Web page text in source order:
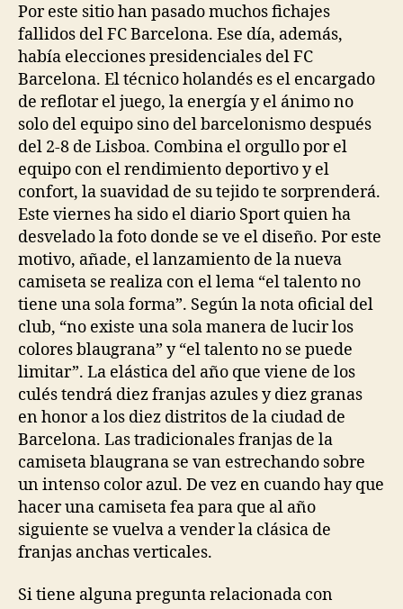
Por este sitio han pasado muchos fichajes
fallidos del FC Barcelona. Ese día, además,
había elecciones presidenciales del FC
Barcelona. El técnico holandés es el encargado
de reflotar el juego, la energía y el ánimo no
solo del equipo sino del barcelonismo después
del 2-8 de Lisboa. Combina el orgullo por el
equipo con el rendimiento deportivo y el
confort, la suavidad de su tejido te sorprenderá.
Este viernes ha sido el diario Sport quien ha
desvelado la foto donde se ve el diseño. Por este
motivo, añade, el lanzamiento de la nueva
camiseta se realiza con el lema “el talento no
tiene una sola forma”. Según la nota oficial del
club, “no existe una sola manera de lucir los
colores blaugrana” y “el talento no se puede
limitar”. La elástica del año que viene de los
culés tendrá diez franjas azules y diez granas
en honor a los diez distritos de la ciudad de
Barcelona. Las tradicionales franjas de la
camiseta blaugrana se van estrechando sobre
un intenso color azul. De vez en cuando hay que
hacer una camiseta fea para que al año
siguiente se vuelva a vender la clásica de
franjas anchas verticales.
Si tiene alguna pregunta relacionada con